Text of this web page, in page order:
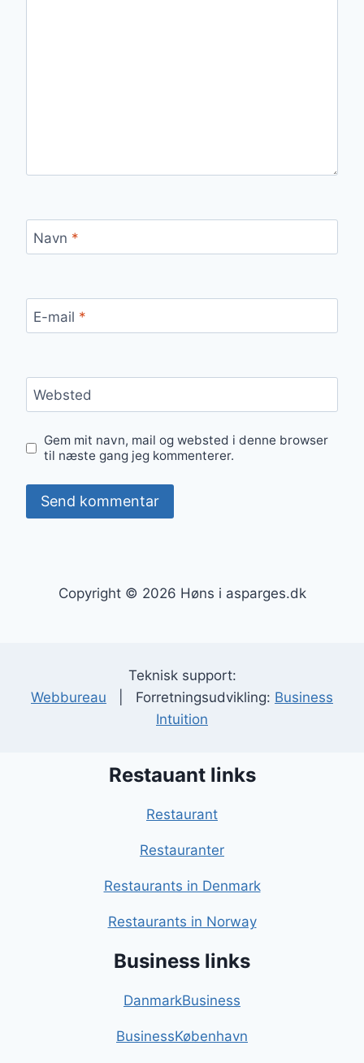
Navn *
E-mail *
Websted
Gem mit navn, mail og websted i denne browser
til næste gang jeg kommenterer.
Copyright © 2026 Høns i asparges.dk
Teknisk support:
Webbureau | Forretningsudvikling: Business
Intuition
Restauant links
Restaurant
Restauranter
Restaurants in Denmark
Restaurants in Norway
Business links
DanmarkBusiness
BusinessKøbenhavn